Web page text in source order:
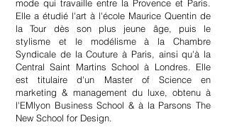
mode qui travaille entre la Provence et Paris.
Elle a étudié l'art à l'école Maurice Quentin de
la Tour dès son plus jeune âge, puis le
stylisme et le modélisme à la Chambre
Syndicale de la Couture à Paris, ainsi qu'à la
Central Saint Martins School à Londres. Elle
est titulaire d'un Master of Science en
marketing & management du luxe, obtenu à
l'EMlyon Business School & à la Parsons The
New School for Design.